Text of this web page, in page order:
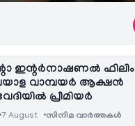
ഇന്റർനാഷണൽ ഫിലിം
വാമ്പയർ ആക്ഷൻ
പ്രീമിയർ
7 August സിനിമ വാര്‍ത്തകള്‍